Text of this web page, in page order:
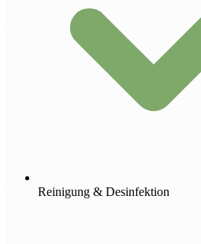
Reinigung & Desinfektion